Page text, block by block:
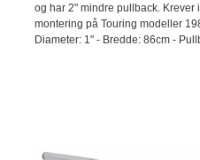
og har 2" mindre pullback.
montering på Touring modeller
Diameter: 1" - Bredde: 86cm -